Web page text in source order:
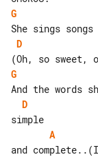
G
D
G
D
A
and